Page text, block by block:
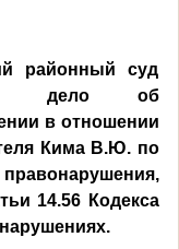
районный суд
дело об
в отношении
Кима В.Ю. по
14.56 Кодекса